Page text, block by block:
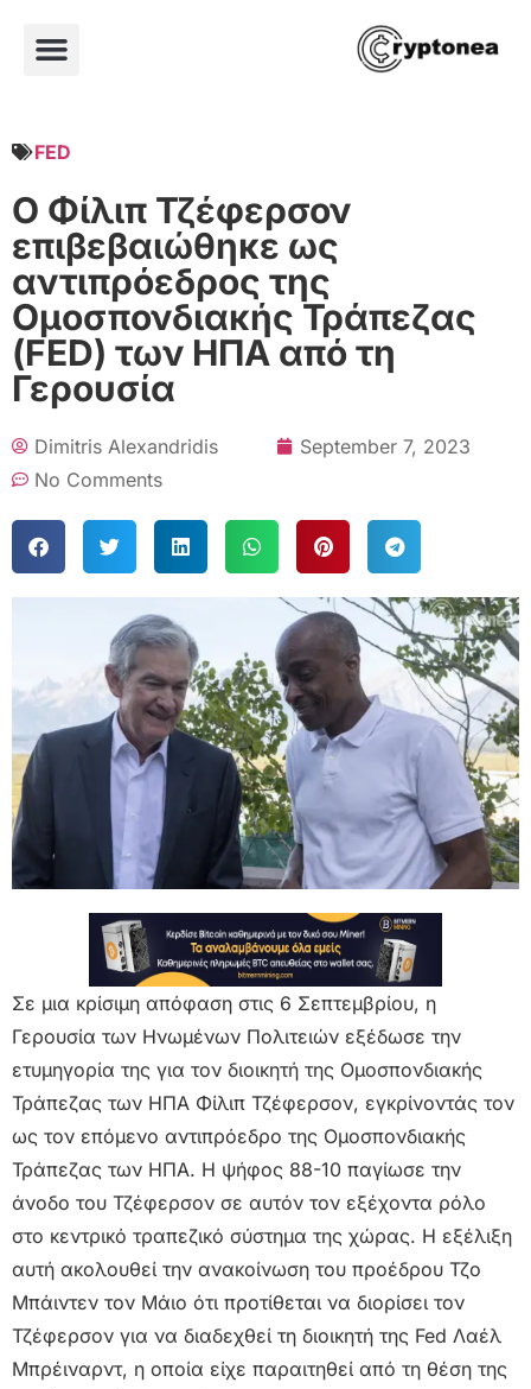
FED
Ο Φίλιπ Τζέφερσον
επιβεβαιώθηκε ως
αντιπρόεδρος της
Ομοσπονδιακής Τράπεζας
(FED) των ΗΠΑ από τη
Γερουσία
Dimitris Alexandridis
September 7, 2023
No Comments
Σε μια κρίσιμη απόφαση στις 6 Σεπτεμβρίου, η
Γερουσία των Ηνωμένων Πολιτειών εξέδωσε την
ετυμηγορία της για τον διοικητή της Ομοσπονδιακής
Τράπεζας των ΗΠΑ Φίλιπ Τζέφερσον, εγκρίνοντάς τον
ως τον επόμενο αντιπρόεδρο της Ομοσπονδιακής
Τράπεζας των ΗΠΑ. Η ψήφος 88-10 παγίωσε την
άνοδο του Τζέφερσον σε αυτόν τον εξέχοντα ρόλο
στο κεντρικό τραπεζικό σύστημα της χώρας. Η εξέλιξη
αυτή ακολουθεί την ανακοίνωση του προέδρου Τζο
Μπάιντεν τον Μάιο ότι προτίθεται να διορίσει τον
Τζέφερσον για να διαδεχθεί τη διοικητή της Fed Λαέλ
Μπρέιναρντ, η οποία είχε παραιτηθεί από τη θέση της